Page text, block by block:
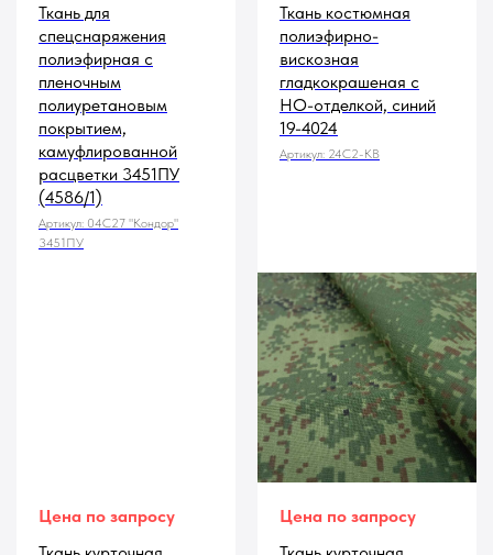
Ткань для
спецснаряжения
полиэфирная с
пленочным
полиуретановым
покрытием,
камуфлированной
расцветки 3451ПУ
(4586/1)
Артикул: 04С27 "Кондор"
3451ПУ
Ткань костюмная
полиэфирно-
вискозная
гладкокрашеная с
НО-отделкой, синий
19-4024
Артикул: 24С2-КВ
Цена по запросу
Цена по запросу